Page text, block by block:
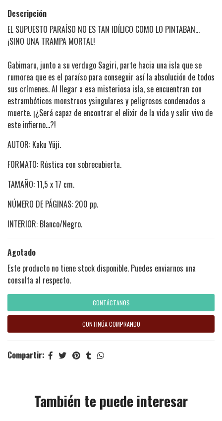
Descripción
EL SUPUESTO PARAÍSO NO ES TAN IDÍLICO COMO LO PINTABAN…
¡SINO UNA TRAMPA MORTAL!
Gabimaru, junto a su verdugo Sagiri, parte hacia una isla que se
rumorea que es el paraíso para conseguir así la absolución de todos
sus crímenes. Al llegar a esa misteriosa isla, se encuentran con
estrambóticos monstruos ysingulares y peligrosos condenados a
muerte. ¡¿Será capaz de encontrar el elixir de la vida y salir vivo de
este infierno...?!
AUTOR: Kaku Yüji.
FORMATO: Rústica con sobrecubierta.
TAMAÑO: 11,5 x 17 cm.
NÚMERO DE PÁGINAS: 200 pp.
INTERIOR: Blanco/Negro.
Agotado
Este producto no tiene stock disponible. Puedes enviarnos una
consulta al respecto.
CONTÁCTANOS
CONTINÚA COMPRANDO
Compartir:
También te puede interesar